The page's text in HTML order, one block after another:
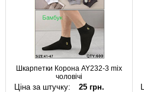
Шкарпетки Корона AY232-3 mix
чоловічі
Ціна за штучку: 25 грн.